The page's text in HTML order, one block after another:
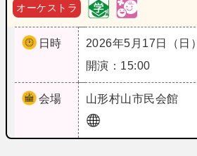
オーケストラ
日時
2026年5月17日（日）
開演：15:00
会場 山形村山市民会館